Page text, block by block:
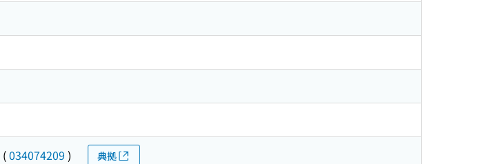
(034074209 ) 典拠